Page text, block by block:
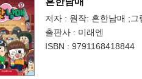
저자 : 원작: 흔한남매 ;그
출판사 : 미래엔
ISBN : 9791168418844